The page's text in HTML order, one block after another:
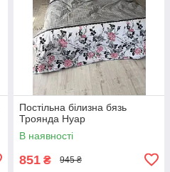
Постільна білизна бязь
Троянда Нуар
В наявності
851 ₴ 945 ₴